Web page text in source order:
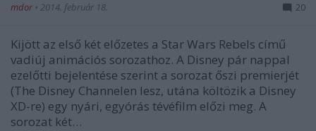
mdor • 2014. február 18. 20
Kijött az első két előzetes a Star Wars Rebels című
vadiúj animációs sorozathoz. A Disney pár nappal
ezelőtti bejelentése szerint a sorozat őszi premierjét
(The Disney Channelen lesz, utána költözik a Disney
XD-re) egy nyári, egyórás tévéfilm előzi meg. A
sorozat két…